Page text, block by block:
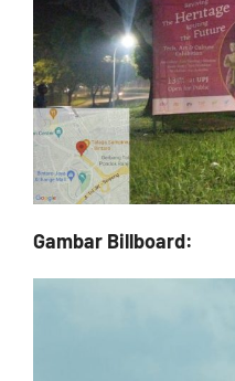
Gambar Billboard: